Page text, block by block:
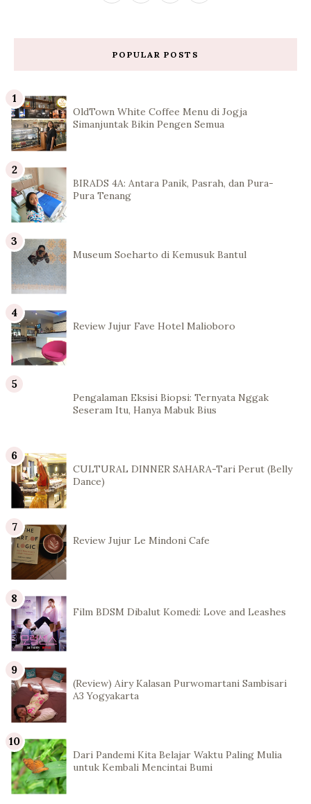
POPULAR POSTS
OldTown White Coffee Menu di Jogja
Simanjuntak Bikin Pengen Semua
BIRADS 4A: Antara Panik, Pasrah, dan Pura-
Pura Tenang
Museum Soeharto di Kemusuk Bantul
Review Jujur Fave Hotel Malioboro
Pengalaman Eksisi Biopsi: Ternyata Nggak
Seseram Itu, Hanya Mabuk Bius
CULTURAL DINNER SAHARA-Tari Perut (Belly
Dance)
Review Jujur Le Mindoni Cafe
Film BDSM Dibalut Komedi: Love and Leashes
(Review) Airy Kalasan Purwomartani Sambisari
A3 Yogyakarta
Dari Pandemi Kita Belajar Waktu Paling Mulia
untuk Kembali Mencintai Bumi